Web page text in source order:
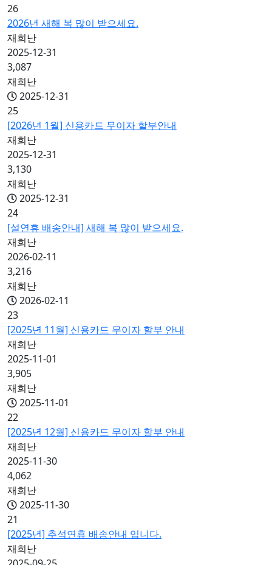
26
2026년 새해 복 많이 받으세요.
재희난
2025-12-31
3,087
재희난
2025-12-31
25
[2026년 1월] 신용카드 무이자 할부안내
재희난
2025-12-31
3,130
재희난
2025-12-31
24
[설연휴 배송안내] 새해 복 많이 받으세요.
재희난
2026-02-11
3,216
재희난
2026-02-11
23
[2025년 11월] 신용카드 무이자 할부 안내
재희난
2025-11-01
3,905
재희난
2025-11-01
22
[2025년 12월] 신용카드 무이자 할부 안내
재희난
2025-11-30
4,062
재희난
2025-11-30
21
[2025년] 추석연휴 배송안내 입니다.
재희난